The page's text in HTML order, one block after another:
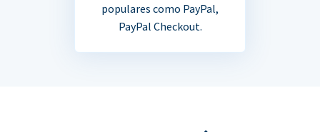
populares como PayPal,
PayPal Checkout.